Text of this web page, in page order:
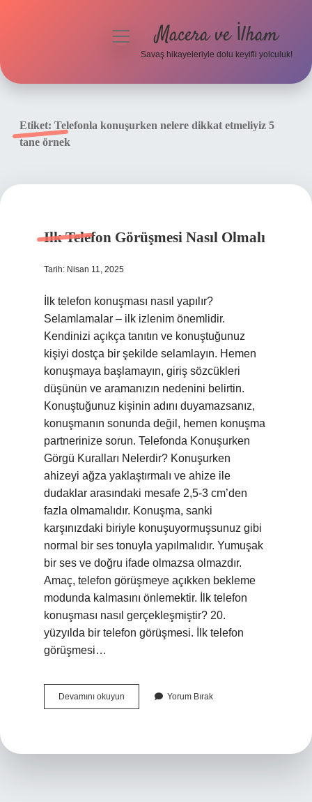
Yasal Uyarı
menüyüMacera ve İlham
Savaş hikayeleriyle dolu keyifli yolculuk!
Etiket: Telefonla konuşurken nelere dikkat etmeliyiz 5
tane örnek
Ilk Telefon Görüşmesi Nasıl Olmalı
Tarih: Nisan 11, 2025
İlk telefon konuşması nasıl yapılır?
Selamlamalar – ilk izlenim önemlidir.
Kendinizi açıkça tanıtın ve konuştuğunuz
kişiyi dostça bir şekilde selamlayın. Hemen
konuşmaya başlamayın, giriş sözcükleri
düşünün ve aramanızın nedenini belirtin.
Konuştuğunuz kişinin adını duyamazsanız,
konuşmanın sonunda değil, hemen konuşma
partnerinize sorun. Telefonda Konuşurken
Görgü Kuralları Nelerdir? Konuşurken
ahizeyi ağza yaklaştırmalı ve ahize ile
dudaklar arasındaki mesafe 2,5-3 cm’den
fazla olmamalıdır. Konuşma, sanki
karşınızdaki biriyle konuşuyormuşsunuz gibi
normal bir ses tonuyla yapılmalıdır. Yumuşak
bir ses ve doğru ifade olmazsa olmazdır.
Amaç, telefon görüşmeye açıkken bekleme
modunda kalmasını önlemektir. İlk telefon
konuşması nasıl gerçekleşmiştir? 20.
yüzyılda bir telefon görüşmesi. İlk telefon
görüşmesi…
Devamını okuyun
Telefon
Yorum Bırak